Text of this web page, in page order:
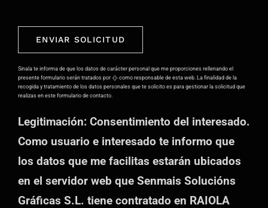
Por
favor,
deja
este
vacío.
Sinala te informa de que los datos de carácter personal que me proporciones rellenando el
presente formulario serán tratados por -()- como responsable de esta web. La finalidad de la
recogida y tratamiento de los datos personales que te solicito es para gestionar la solicitud que
realizas en este formulario de contacto.
Legitimación: Consentimiento del interesado.
Como usuario e interesado te informo que
los datos que me facilitas estarán ubicados
en el servidor web que Senmais Solucións
Gráficas S.L. tiene contratado en RAIOLA